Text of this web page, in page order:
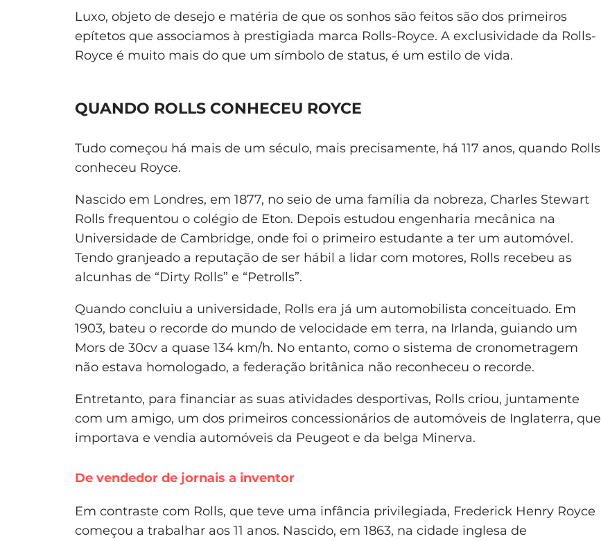
Luxo, objeto de desejo e matéria de que os sonhos são feitos são dos primeiros
epítetos que associamos à prestigiada marca Rolls-Royce. A exclusividade da Rolls-
Royce é muito mais do que um símbolo de status, é um estilo de vida.
QUANDO ROLLS CONHECEU ROYCE
Tudo começou há mais de um século, mais precisamente, há 117 anos, quando Rolls
conheceu Royce.
Nascido em Londres, em 1877, no seio de uma família da nobreza, Charles Stewart
Rolls frequentou o colégio de Eton. Depois estudou engenharia mecânica na
Universidade de Cambridge, onde foi o primeiro estudante a ter um automóvel.
Tendo granjeado a reputação de ser hábil a lidar com motores, Rolls recebeu as
alcunhas de “Dirty Rolls” e “Petrolls”.
Quando concluiu a universidade, Rolls era já um automobilista conceituado. Em
1903, bateu o recorde do mundo de velocidade em terra, na Irlanda, guiando um
Mors de 30cv a quase 134 km/h. No entanto, como o sistema de cronometragem
não estava homologado, a federação britânica não reconheceu o recorde.
Entretanto, para financiar as suas atividades desportivas, Rolls criou, juntamente
com um amigo, um dos primeiros concessionários de automóveis de Inglaterra, que
importava e vendia automóveis da Peugeot e da belga Minerva.
De vendedor de jornais a inventor
Em contraste com Rolls, que teve uma infância privilegiada, Frederick Henry Royce
começou a trabalhar aos 11 anos. Nascido, em 1863, na cidade inglesa de